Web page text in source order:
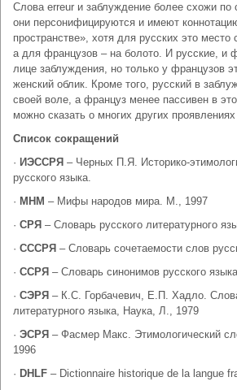
Слова erreur и заблуждение более схожи по
они персонифицируются и имеют
пространстве», хотя для русских это
а для французов – на болото. И русские, и
лице заблуждения, но только у французов
женский облик. Кроме того, русский в
своей воле, а француз менее пассивен в
можно сказать о многих других
Список сокращений
· ИЭССРЯ – Черных П.Я. Историко-
русского языка.
· МНМ – Мифы народов мира. М., 1997
· СРЯ – Словарь русского литературного
· CCСРЯ – Словарь сочетаемости слов
· ССРЯ – Словарь синонимов русского
· СЭРЯ – К.С. Горбачевич, Е.П. Хадло.
литературного языка, Наука, Л., 1979
· ЭСРЯ – Фасмер Макс. Этимологический
1996
· DHLF – Dictionnaire historique de la langue